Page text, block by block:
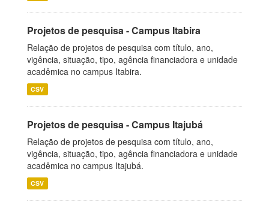
Projetos de pesquisa - Campus Itabira
Relação de projetos de pesquisa com título, ano,
vigência, situação, tipo, agência financiadora e unidade
acadêmica no campus Itabira.
CSV
Projetos de pesquisa - Campus Itajubá
Relação de projetos de pesquisa com título, ano,
vigência, situação, tipo, agência financiadora e unidade
acadêmica no campus Itajubá.
CSV